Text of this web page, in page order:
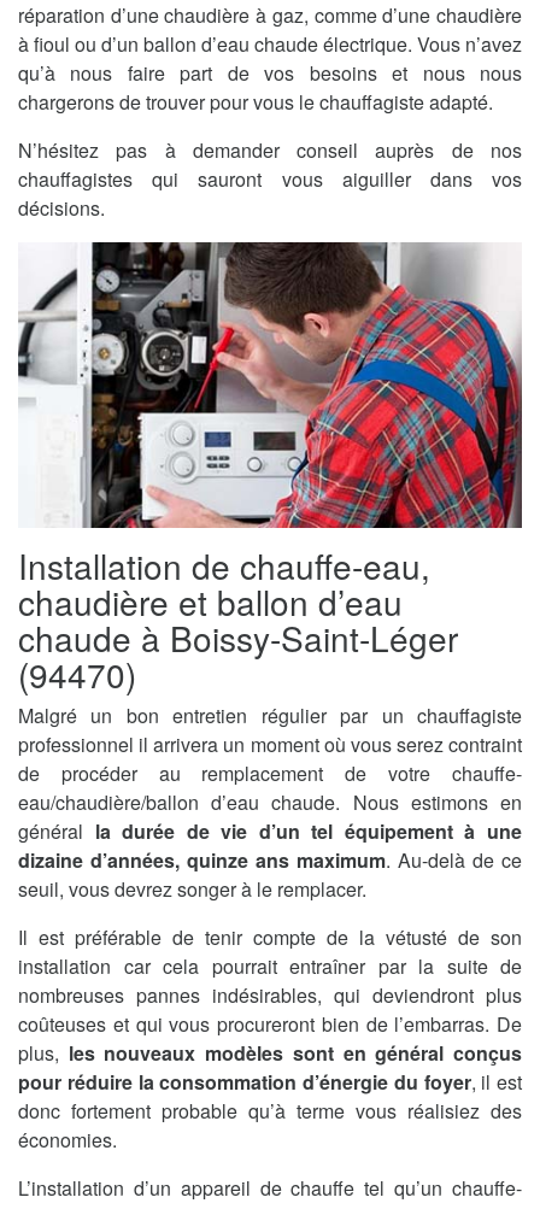
réparation d’une chaudière à gaz, comme d’une chaudière
à fioul ou d’un ballon d’eau chaude électrique. Vous n’avez
qu’à nous faire part de vos besoins et nous nous
chargerons de trouver pour vous le chauffagiste adapté.
N’hésitez pas à demander conseil auprès de nos
chauffagistes qui sauront vous aiguiller dans vos
décisions.
Installation de chauffe-eau,
chaudière et ballon d’eau
chaude à Boissy-Saint-Léger
(94470)
Malgré un bon entretien régulier par un chauffagiste
professionnel il arrivera un moment où vous serez contraint
de procéder au remplacement de votre chauffe-
eau/chaudière/ballon d’eau chaude. Nous estimons en
général la durée de vie d’un tel équipement à une
dizaine d’années, quinze ans maximum. Au-delà de ce
seuil, vous devrez songer à le remplacer.
Il est préférable de tenir compte de la vétusté de son
installation car cela pourrait entraîner par la suite de
nombreuses pannes indésirables, qui deviendront plus
coûteuses et qui vous procureront bien de l’embarras. De
plus, les nouveaux modèles sont en général conçus
pour réduire la consommation d’énergie du foyer, il est
donc fortement probable qu’à terme vous réalisiez des
économies.
L’installation d’un appareil de chauffe tel qu’un chauffe-